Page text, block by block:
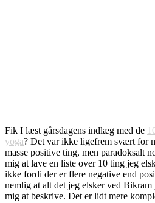
Fik I læst gårsdagens indlæg med de
yoga? Det var ikke ligefrem svært for
masse positive ting, men paradoksalt
mig at lave en liste over 10 ting jeg
ikke fordi der er flere negative end
nemlig at alt det jeg elsker ved
mig at beskrive. Det er lidt mere